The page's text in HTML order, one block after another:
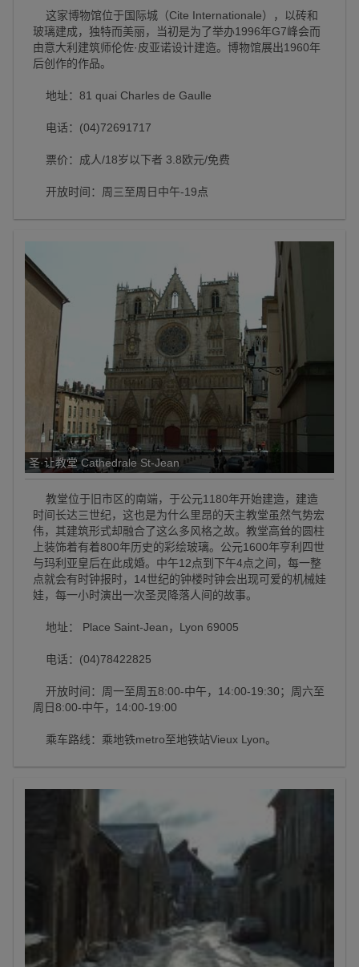
这家博物馆位于国际城（Cite Internationale），以砖和
玻璃建成，独特而美丽，当初是为了举办1996年G7峰会而
由意大利建筑师伦佐·皮亚诺设计建造。博物馆展出1960年
后创作的作品。
地址：81 quai Charles de Gaulle
电话：(04)72691717
票价：成人/18岁以下者 3.8欧元/免费
开放时间：周三至周日中午-19点
圣·让教堂 Cathedrale St-Jean
教堂位于旧市区的南端，于公元1180年开始建造，建造
时间长达三世纪，这也是为什么里昂的天主教堂虽然气势宏
伟，其建筑形式却融合了这么多风格之故。教堂高耸的圆柱
上装饰着有着800年历史的彩绘玻璃。公元1600年亨利四世
与玛利亚皇后在此成婚。中午12点到下午4点之间，每一整
点就会有时钟报时，14世纪的钟楼时钟会出现可爱的机械娃
娃，每一小时演出一次圣灵降落人间的故事。
地址： Place Saint-Jean，Lyon 69005
电话：(04)78422825
开放时间：周一至周五8:00-中午，14:00-19:30；周六至
周日8:00-中午，14:00-19:00
乘车路线：乘地铁metro至地铁站Vieux Lyon。